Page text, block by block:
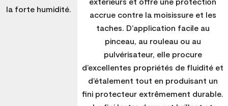
la forte humidité.
accrue contre la moisissure et les
taches. D’application facile au
pinceau, au rouleau ou au
pulvérisateur, elle procure
d’excellentes propriétés de fluidité et
d’étalement tout en produisant un
fini protecteur extrêmement durable.